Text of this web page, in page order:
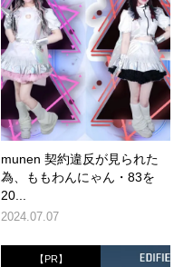
munen 契約違反が見られた
為、ももわんにゃん・83を
20...
2024.07.07
【PR】